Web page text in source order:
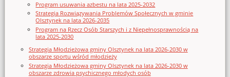
Program usuwania azbestu na lata 2025-2032
Strategia Rozwiązywania Problemów Społecznych w gminie
Olsztynek na lata 2026-2035
Program na Rzecz Osób Starszych i z Niepełnosprawnością na
lata 2025-2030
Strategia Młodzieżowa gminy Olsztynek na lata 2026-2030 w
obszarze sportu wśród młodzieży
Strategia Młodzieżowa gminy Olsztynek na lata 2026-2030 w
obszarze zdrowia psychicznego młodych osób